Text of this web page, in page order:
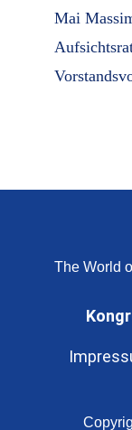
Mai
The World